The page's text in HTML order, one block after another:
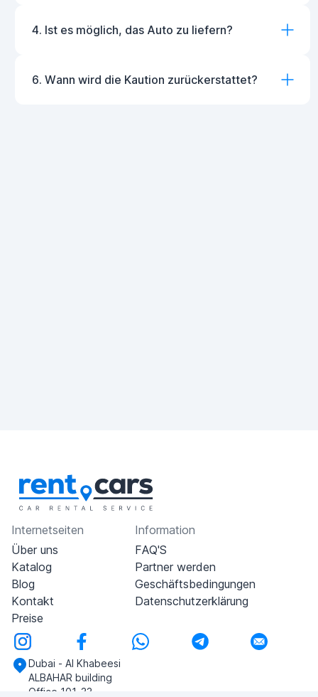
4. Ist es möglich, das Auto zu liefern?
6. Wann wird die Kaution zurückerstattet?
Internetseiten
Über uns
Katalog
Blog
Kontakt
Preise
Information
FAQ'S
Partner werden
Geschäftsbedingungen
Datenschutzerklärung
Dubai - Al Khabeesi
ALBAHAR building
Office 101-33